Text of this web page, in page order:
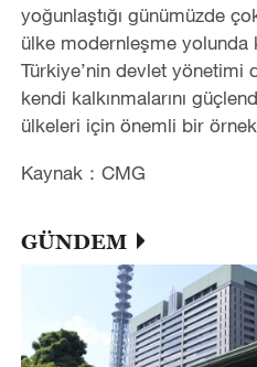
yoğunlaştığı günümüzde
ülke modernleşme yolunda
Türkiye’nin devlet yönetimi
kendi kalkınmalarını
ülkeleri için önemli bir
Kaynak：CMG
GÜNDEM